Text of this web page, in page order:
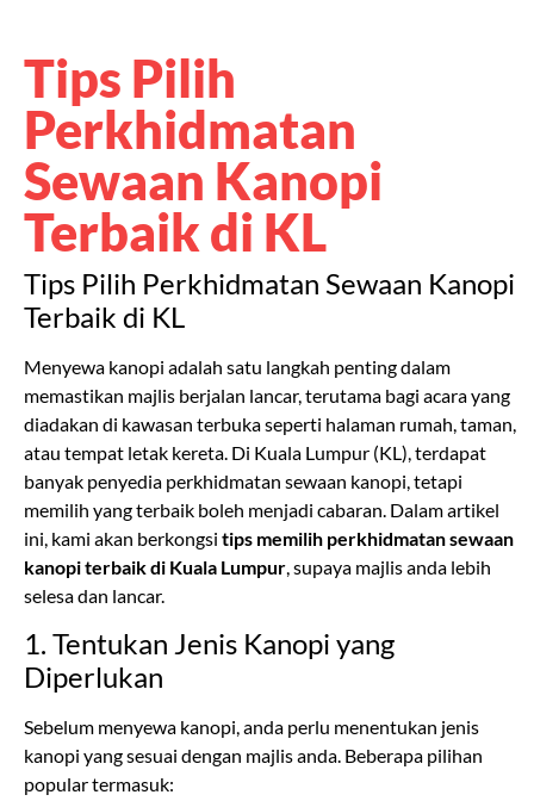
Sewaan Kanopi
Terbaik di KL
Tips Pilih Perkhidmatan Sewaan Kanopi
Terbaik di KL
Menyewa kanopi adalah satu langkah penting dalam
memastikan majlis berjalan lancar, terutama bagi acara yang
diadakan di kawasan terbuka seperti halaman rumah, taman,
atau tempat letak kereta. Di Kuala Lumpur (KL), terdapat
banyak penyedia perkhidmatan sewaan kanopi, tetapi
memilih yang terbaik boleh menjadi cabaran. Dalam artikel
ini, kami akan berkongsitips memilih perkhidmatan sewaan
kanopi terbaik di Kuala Lumpur, supaya majlis anda lebih
selesa dan lancar.
1. Tentukan Jenis Kanopi yang
Diperlukan
Sebelum menyewa kanopi, anda perlu menentukan jenis
kanopi yang sesuai dengan majlis anda. Beberapa pilihan
popular termasuk:
Kanopi Standard– Sesuai untuk majlis kecil dan
kenduri ringkas.
Kanopi Arabian